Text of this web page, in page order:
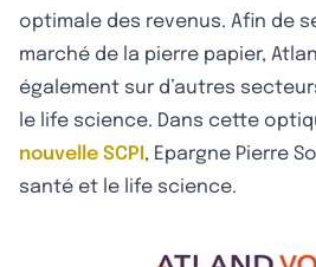
optimale des revenus. Afin de
marché de la pierre papier,
également sur d’autres
le life science. Dans cette
nouvelle SCPI , Epargne Pierre
santé et le life science.